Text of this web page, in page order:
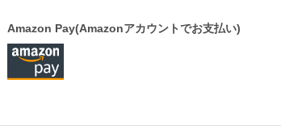
Amazon Pay(Amazonアカウントでお支払い)